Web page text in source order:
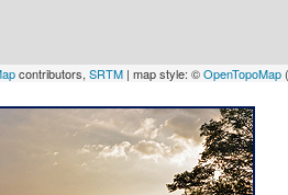
contributors, SRTM | map style: ©OpenTopoMap (